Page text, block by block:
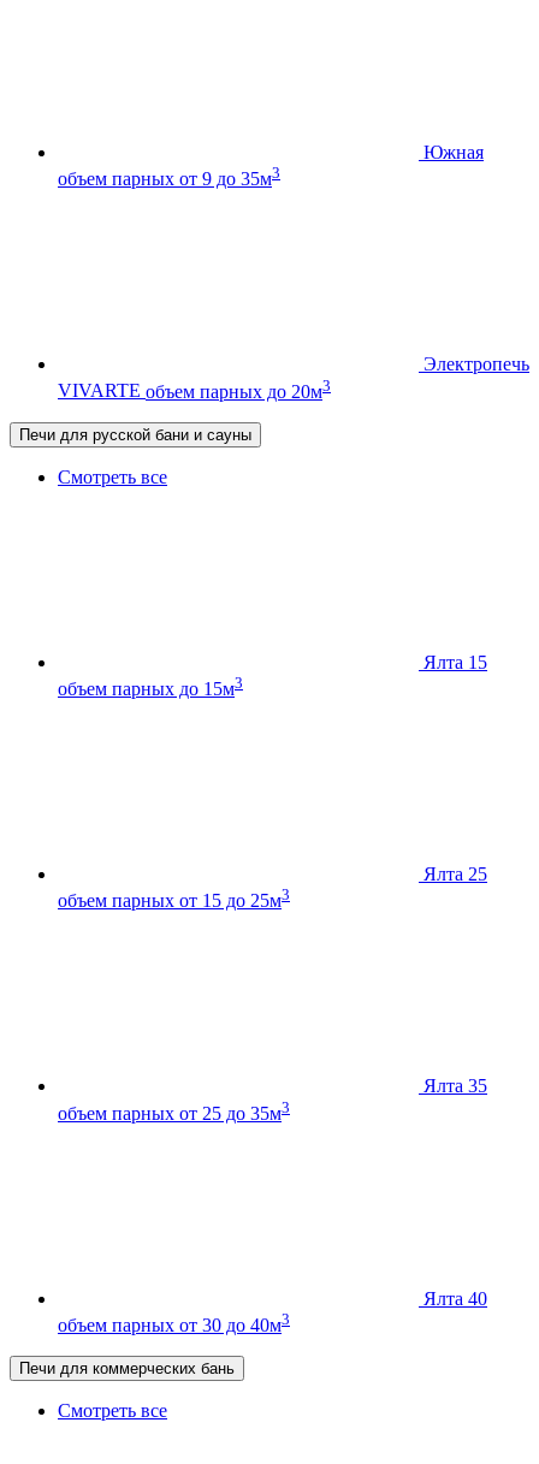
Южная
объем парных от 9 до 35м3
Электропечь
VIVARTE объем парных до 20м3
Печи для русской бани и сауны
Смотреть все
Ялта 15
объем парных до 15м3
Ялта 25
объем парных от 15 до 25м3
Ялта 35
объем парных от 25 до 35м3
Ялта 40
объем парных от 30 до 40м3
Печи для коммерческих бань
Смотреть все